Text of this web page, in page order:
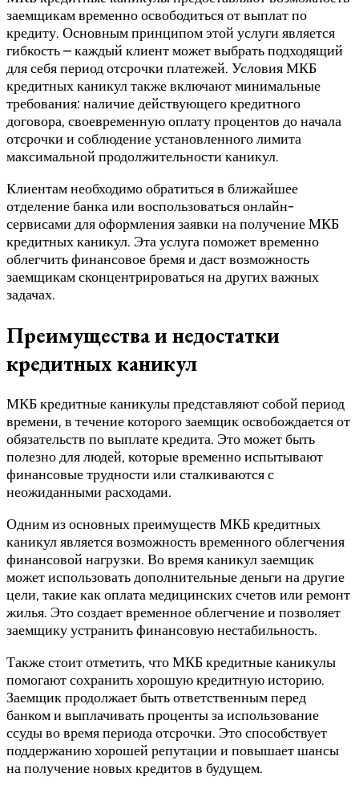
заемщикам временно освободиться от выплат по
кредиту. Основным принципом этой услуги является
гибкость – каждый клиент может выбрать подходящий
для себя период отсрочки платежей. Условия МКБ
кредитных каникул также включают минимальные
требования: наличие действующего кредитного
договора, своевременную оплату процентов до начала
отсрочки и соблюдение установленного лимита
максимальной продолжительности каникул.
Клиентам необходимо обратиться в ближайшее
отделение банка или воспользоваться онлайн-
сервисами для оформления заявки на получение МКБ
кредитных каникул. Эта услуга поможет временно
облегчить финансовое бремя и даст возможность
заемщикам сконцентрироваться на других важных
задачах.
Преимущества и недостатки
кредитных каникул
МКБ кредитные каникулы представляют собой период
времени, в течение которого заемщик освобождается от
обязательств по выплате кредита. Это может быть
полезно для людей, которые временно испытывают
финансовые трудности или сталкиваются с
неожиданными расходами.
Одним из основных преимуществ МКБ кредитных
каникул является возможность временного облегчения
финансовой нагрузки. Во время каникул заемщик
может использовать дополнительные деньги на другие
цели, такие как оплата медицинских счетов или ремонт
жилья. Это создает временное облегчение и позволяет
заемщику устранить финансовую нестабильность.
Также стоит отметить, что МКБ кредитные каникулы
помогают сохранить хорошую кредитную историю.
Заемщик продолжает быть ответственным перед
банком и выплачивать проценты за использование
ссуды во время периода отсрочки. Это способствует
поддержанию хорошей репутации и повышает шансы
на получение новых кредитов в будущем.